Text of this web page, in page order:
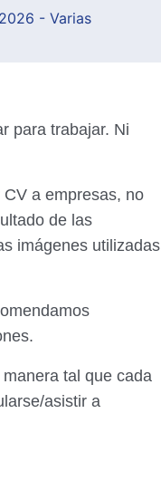
- Varias
para trabajar. Ni
a empresas, no
de las
imágenes utilizadas
tal que cada
asistir a